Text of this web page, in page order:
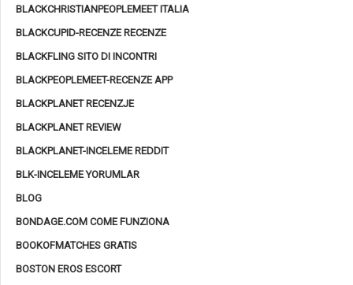
BLACKCHRISTIANPEOPLEMEET ITALIA
BLACKCUPID-RECENZE RECENZE
BLACKFLING SITO DI INCONTRI
BLACKPEOPLEMEET-RECENZE APP
BLACKPLANET RECENZJE
BLACKPLANET REVIEW
BLACKPLANET-INCELEME REDDIT
BLK-INCELEME YORUMLAR
BLOG
BONDAGE.COM COME FUNZIONA
BOOKOFMATCHES GRATIS
BOSTON EROS ESCORT